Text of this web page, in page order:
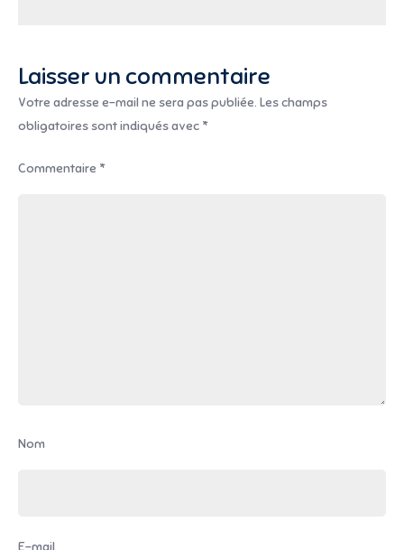
Laisser un commentaire
Votre adresse e-mail ne sera pas publiée. Les champs
obligatoires sont indiqués avec *
Commentaire *
Nom
E-mail